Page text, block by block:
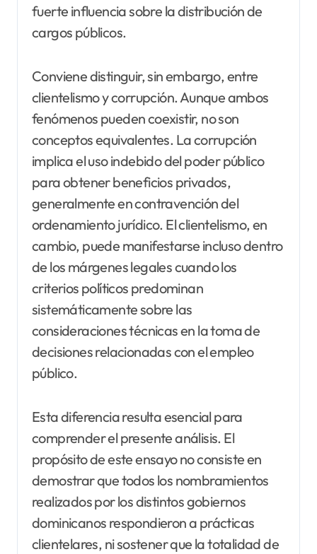
fuerte influencia sobre la distribución de
cargos públicos.
Conviene distinguir, sin embargo, entre
clientelismo y corrupción. Aunque ambos
fenómenos pueden coexistir, no son
conceptos equivalentes. La corrupción
implica el uso indebido del poder público
para obtener beneficios privados,
generalmente en contravención del
ordenamiento jurídico. El clientelismo, en
cambio, puede manifestarse incluso dentro
de los márgenes legales cuando los
criterios políticos predominan
sistemáticamente sobre las
consideraciones técnicas en la toma de
decisiones relacionadas con el empleo
público.
Esta diferencia resulta esencial para
comprender el presente análisis. El
propósito de este ensayo no consiste en
demostrar que todos los nombramientos
realizados por los distintos gobiernos
dominicanos respondieron a prácticas
clientelares, ni sostener que la totalidad de